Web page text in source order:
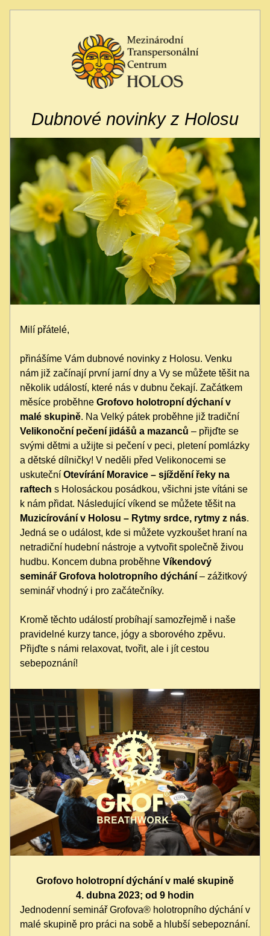
Dubnové novinky z Holosu
Milí přátelé,
přinášíme Vám dubnové novinky z Holosu. Venku
nám již začínají první jarní dny a Vy se můžete těšit na
několik událostí, které nás v dubnu čekají. Začátkem
měsíce proběhne Grofovo holotropní dýchaní v
malé skupině
Velikonoční pečení jidášů a mazanců – přijďte se
svými dětmi a užijte si pečení v peci, pletení pomlázky
a dětské dílničky! V neděli před Velikonocemi se
uskuteční Otevírání Moravice – sjíždění řeky na
raftech s Holosáckou posádkou, všichni jste vítáni se
Muzicírování v Holosu – Rytmy srdce, rytmy z nás.
Jedná se o událost, kde si můžete vyzkoušet hraní na
netradiční hudební nástroje a vytvořit společně živou
hudbu. Koncem dubna proběhne Víkendový
seminář Grofova holotropního dýchání – zážitkový
seminář vhodný i pro začátečníky.
Kromě těchto událostí probíhají samozřejmě i naše
pravidelné kurzy tance, jógy a sborového zpěvu.
Přijďte s námi relaxovat, tvořit, ale i jít cestou
sebepoznání!
Grofovo holotropní dýchání v malé skupině
4. dubna 2023; od 9 hodin
Jednodenní seminář Grofova® holotropního dýchání v
malé skupině pro práci na sobě a hlubší sebepoznání.